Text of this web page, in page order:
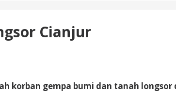
Cianjur
korban gempa bumi dan tanah